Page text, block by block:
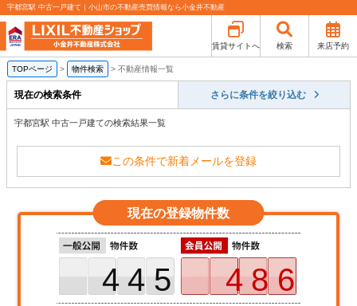
宇都宮駅 中古一戸建て｜小山市の不動産売買情報なら小金井不動産
賃貸サイトへ 検索 来店予約
TOPページ > 物件検索 > 不動産情報一覧
現在の検索条件 さらに条件を絞り込む
宇都宮駅 中古一戸建ての検索結果一覧
この条件で新着メールを登録
現在の登録物件数
445 486